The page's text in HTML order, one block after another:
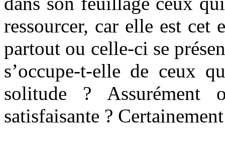
ressourcer, car elle est cet
partout ou celle-ci se
s’occupe-t-elle de ceux
solitude ?
satisfaisante ?